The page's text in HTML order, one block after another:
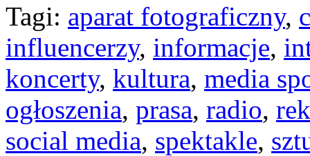
Tagi: aparat fotograficzny,
influencerzy, informacje,
koncerty, kultura, media
ogłoszenia, prasa, radio,
social media, spektakle,